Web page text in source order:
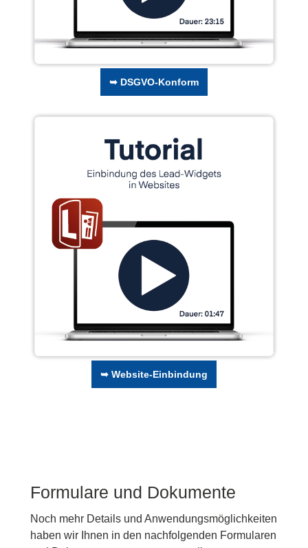
➥ DSGVO-Konform
➥ Website-Einbindung
Formulare und Dokumente
Noch mehr Details und Anwendungsmöglichkeiten
haben wir Ihnen in den nachfolgenden Formularen